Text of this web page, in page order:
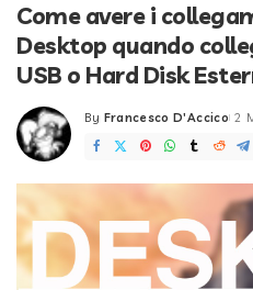
Come avere i
Desktop quando
USB o Hard Disk
Posted
by
By Francesco D'Accico 2